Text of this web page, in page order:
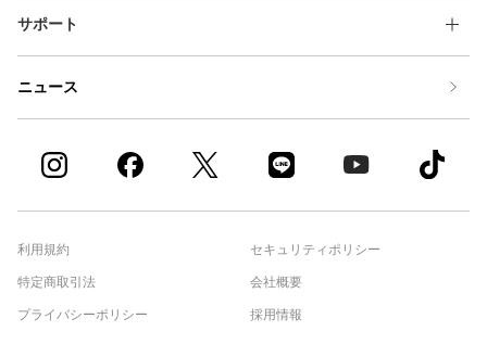
サポート
ニュース
利用規約
特定商取引法
プライバシーポリシー
セキュリティポリシー
会社概要
採用情報